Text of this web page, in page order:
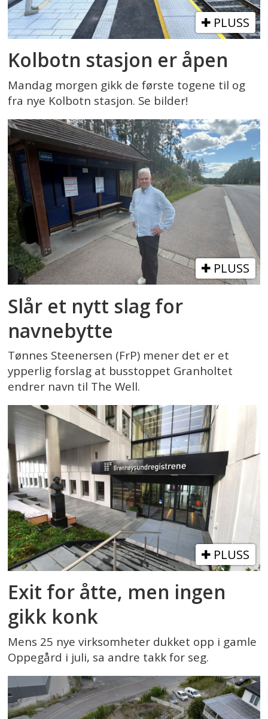
PLUSS
Kolbotn stasjon er åpen
Mandag morgen gikk de første togene til og
fra nye Kolbotn stasjon. Se bilder!
PLUSS
Slår et nytt slag for
navnebytte
Tønnes Steenersen (FrP) mener det er et
ypperlig forslag at busstoppet Granholtet
endrer navn til The Well.
PLUSS
Exit for åtte, men ingen
gikk konk
Mens 25 nye virksomheter dukket opp i gamle
Oppegård i juli, sa andre takk for seg.